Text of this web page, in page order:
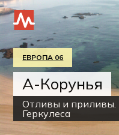
ЕВРОПА 06
А-Корунья
Отливы и приливы.
Геркулеса